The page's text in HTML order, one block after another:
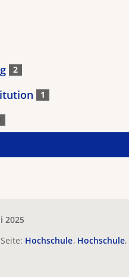
2
1
2025
Hochschule Hochschule